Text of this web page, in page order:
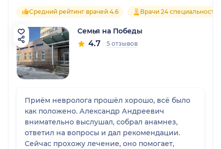
Средний рейтинг врачей 4.6 Врачи 24
Семья на Победы
4.7 5 отзывов
Приём невролога прошёл хорошо, всё было
как положено. Александр Андреевич
внимательно выслушал, собрал анамнез,
ответил на вопросы и дал рекомендации.
Сейчас прохожу лечение, оно помогает,